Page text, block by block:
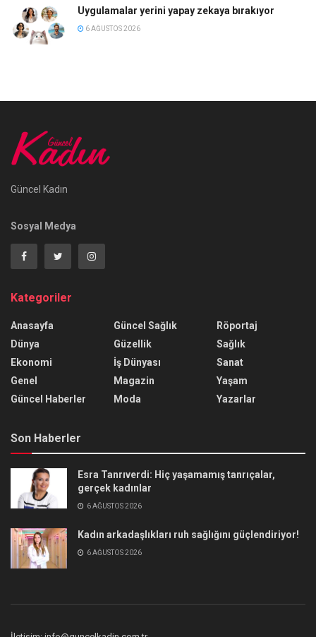
Uygulamalar yerini yapay zekaya bırakıyor
6 AĞUSTOS 2026
Güncel Kadın
Sosyal Medya
Kategoriler
Anasayfa
Dünya
Ekonomi
Genel
Güncel Haberler
Güncel Sağlık
Güzellik
İş Dünyası
Magazin
Moda
Röportaj
Sağlık
Sanat
Yaşam
Yazarlar
Son Haberler
Esra Tanrıverdi: Hiç yaşamamış tanrıçalar,
gerçek kadınlar
6 AĞUSTOS 2026
Kadın arkadaşlıkları ruh sağlığını güçlendiriyor!
6 AĞUSTOS 2026